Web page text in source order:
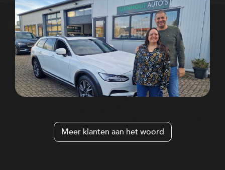
Meer klanten aan het woord